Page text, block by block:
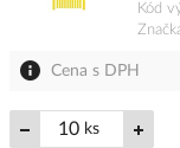
Kód
Cena s DPH
ks